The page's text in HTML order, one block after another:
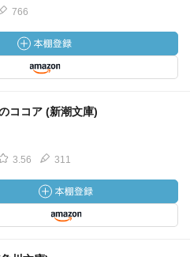
766
ココア (新潮文庫)
3.56 311